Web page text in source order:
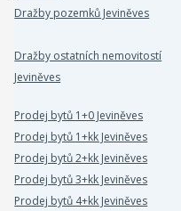
Dražby pozemků Jeviněves
Dražby ostatních nemovitostí
Jeviněves
Prodej bytů 1+0 Jeviněves
Prodej bytů 1+kk Jeviněves
Prodej bytů 2+kk Jeviněves
Prodej bytů 3+kk Jeviněves
Prodej bytů 4+kk Jeviněves